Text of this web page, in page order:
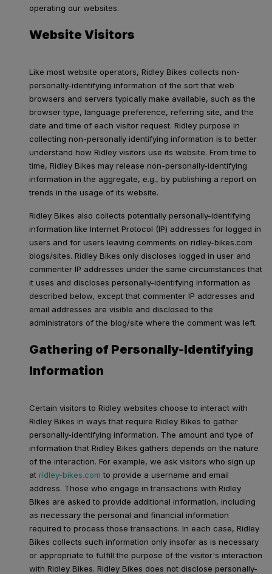
operating our websites.
Website Visitors
Like most website operators, Ridley Bikes collects non-
personally-identifying information of the sort that web
browsers and servers typically make available, such as the
browser type, language preference, referring site, and the
date and time of each visitor request. Ridley purpose in
collecting non-personally identifying information is to better
understand how Ridley visitors use its website. From time to
time, Ridley Bikes may release non-personally-identifying
information in the aggregate, e.g., by publishing a report on
trends in the usage of its website.
Ridley Bikes also collects potentially personally-identifying
information like Internet Protocol (IP) addresses for logged in
users and for users leaving comments on ridley-bikes.com
blogs/sites. Ridley Bikes only discloses logged in user and
commenter IP addresses under the same circumstances that
it uses and discloses personally-identifying information as
described below, except that commenter IP addresses and
email addresses are visible and disclosed to the
administrators of the blog/site where the comment was left.
Gathering of Personally-Identifying
Information
Certain visitors to Ridley websites choose to interact with
Ridley Bikes in ways that require Ridley Bikes to gather
personally-identifying information. The amount and type of
information that Ridley Bikes gathers depends on the nature
of the interaction. For example, we ask visitors who sign up
at ridley-bikes.com to provide a username and email
address. Those who engage in transactions with Ridley
Bikes are asked to provide additional information, including
as necessary the personal and financial information
required to process those transactions. In each case, Ridley
Bikes collects such information only insofar as is necessary
or appropriate to fulfill the purpose of the visitor's interaction
with Ridley Bikes. Ridley Bikes does not disclose personally-